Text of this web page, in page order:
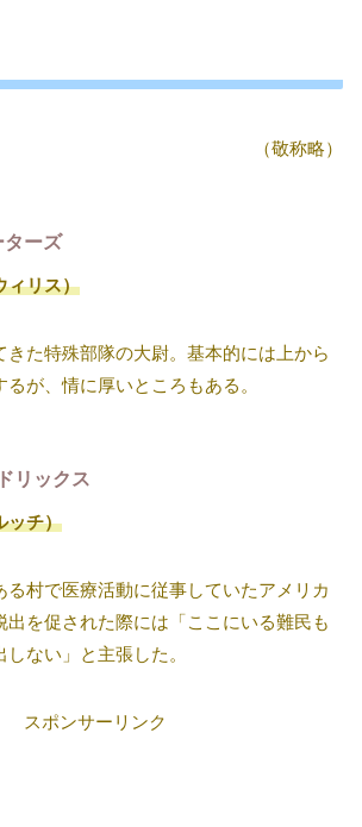
（敬称略）
ーズ
ィリス）
きた特殊部隊の大尉。基本的には上から
が、情に厚いところもある。
リックス
ッチ）
る村で医療活動に従事していたアメリカ
出を促された際には「ここにいる難民も
ない」と主張した。
スポンサーリンク